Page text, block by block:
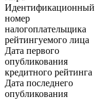
Идентификационный
номер
налогоплательщика
рейтингуемого лица
Дата первого
опубликования
кредитного рейтинга
Дата последнего
опубликования